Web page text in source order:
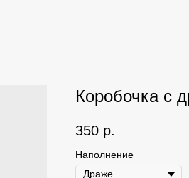
Коробочка с
350 р.
Наполнение